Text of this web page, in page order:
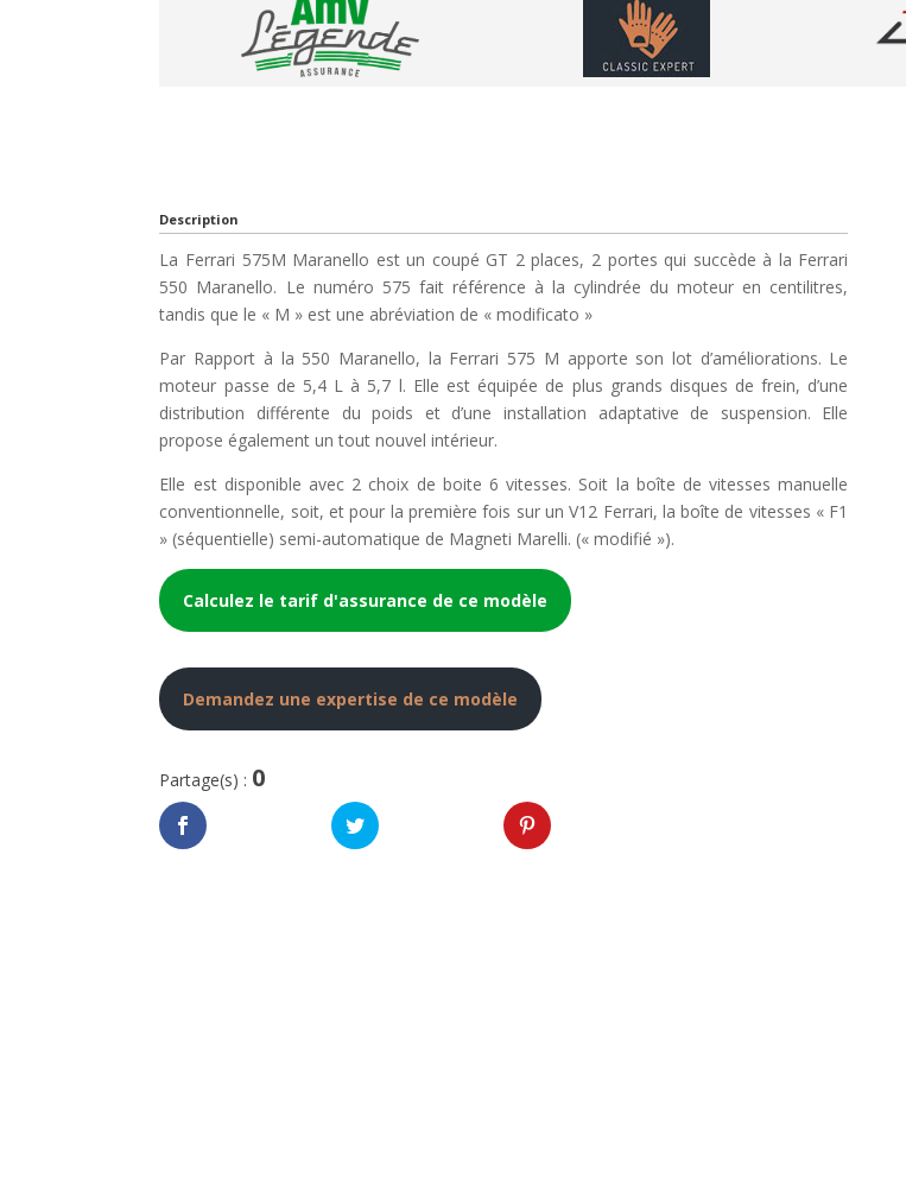
Description
La Ferrari 575M Maranello est un coupé GT 2 places, 2 portes qui succède à la Ferrari
550 Maranello. Le numéro 575 fait référence à la cylindrée du moteur en centilitres,
tandis que le « M » est une abréviation de « modificato »
Par Rapport à la 550 Maranello, la Ferrari 575 M apporte son lot d’améliorations. Le
moteur passe de 5,4 L à 5,7 l. Elle est équipée de plus grands disques de frein, d’une
distribution différente du poids et d’une installation adaptative de suspension. Elle
propose également un tout nouvel intérieur.
Elle est disponible avec 2 choix de boite 6 vitesses. Soit la boîte de vitesses manuelle
conventionnelle, soit, et pour la première fois sur un V12 Ferrari, la boîte de vitesses « F1
» (séquentielle) semi-automatique de Magneti Marelli. (« modifié »).
Calculez le tarif d'assurance de ce modèle
Demandez une expertise de ce modèle
Partage(s) : 0